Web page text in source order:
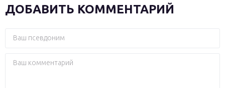
ДОБАВИТЬ КОММЕНТАРИЙ